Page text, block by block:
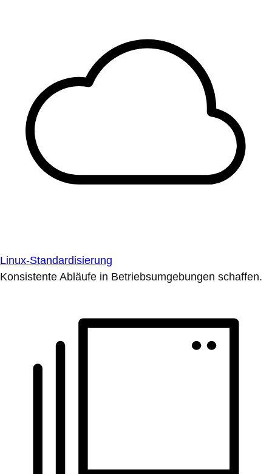
Linux-Standardisierung
Konsistente Abläufe in Betriebsumgebungen schaffen.